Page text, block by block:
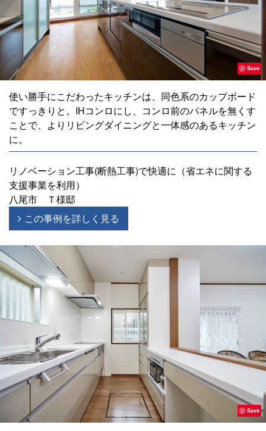
Save
使い勝手にこだわったキッチンは、同色系のカップボード
ですっきりと。IHコンロにし、コンロ前のパネルを無くす
ことで、よりリビングダイニングと一体感のあるキッチン
に。
リノベーション工事(断熱工事)で快適に（省エネに関する
支援事業を利用）
八尾市 Ｔ様邸
この事例を詳しく見る
Save